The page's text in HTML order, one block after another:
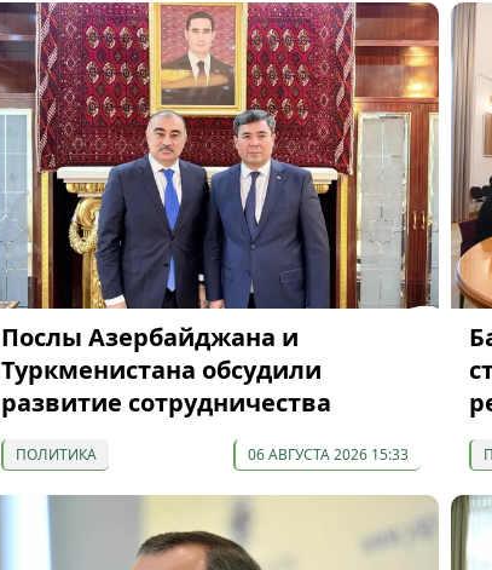
Послы Азербайджана и
Туркменистана обсудили
развитие сотрудничества
ПОЛИТИКА 06 АВГУСТА 2026 15:33